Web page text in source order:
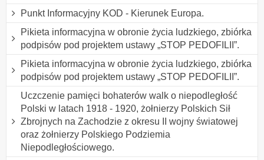
Punkt Informacyjny KOD - Kierunek Europa.
Pikieta informacyjna w obronie życia ludzkiego, zbiórka
podpisów pod projektem ustawy „STOP PEDOFILII”.
Pikieta informacyjna w obronie życia ludzkiego, zbiórka
podpisów pod projektem ustawy „STOP PEDOFILII”.
Uczczenie pamięci bohaterów walk o niepodległość
Polski w latach 1918 - 1920, żołnierzy Polskich Sił
Zbrojnych na Zachodzie z okresu II wojny światowej
oraz żołnierzy Polskiego Podziemia
Niepodległościowego.